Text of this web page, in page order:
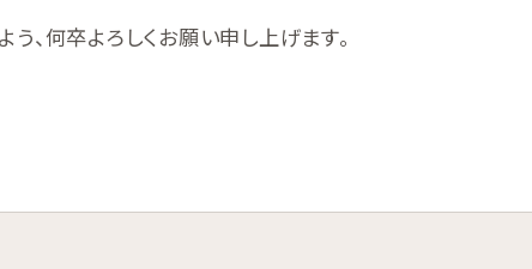
、何卒よろしくお願い申し上げます。